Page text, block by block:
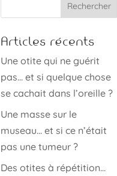
Articles récents
Une otite qui ne guérit
pas… et si quelque chose
se cachait dans l’oreille ?
Une masse sur le
museau… et si ce n’était
pas une tumeur ?
Des otites à répétition…